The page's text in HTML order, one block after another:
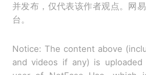
并发布，仅代表该作者观点。网
台。
Notice: The content above
and videos if any) is